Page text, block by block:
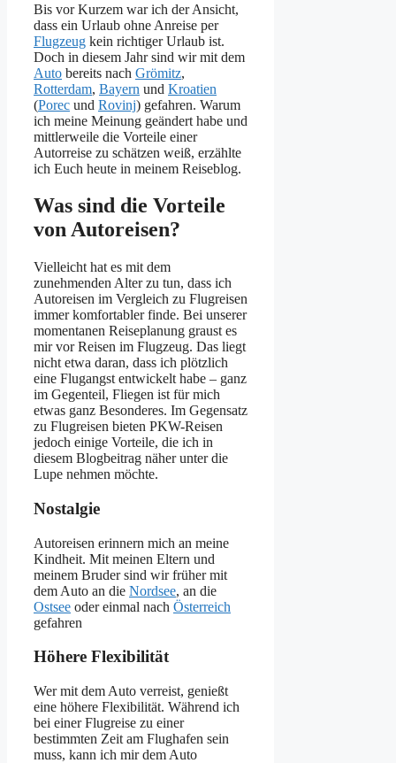
Bis vor Kurzem war ich der Ansicht,
dass ein Urlaub ohne Anreise per
Flugzeug kein richtiger Urlaub ist.
Doch in diesem Jahr sind wir mit dem
Auto bereits nach Grömitz,
Rotterdam, Bayern und Kroatien
(Porec und Rovinj) gefahren. Warum
ich meine Meinung geändert habe und
mittlerweile die Vorteile einer
Autorreise zu schätzen weiß, erzählte
ich Euch heute in meinem Reiseblog.
Was sind die Vorteile
von Autoreisen?
Vielleicht hat es mit dem
zunehmenden Alter zu tun, dass ich
Autoreisen im Vergleich zu Flugreisen
immer komfortabler finde. Bei unserer
momentanen Reiseplanung graust es
mir vor Reisen im Flugzeug. Das liegt
nicht etwa daran, dass ich plötzlich
eine Flugangst entwickelt habe – ganz
im Gegenteil, Fliegen ist für mich
etwas ganz Besonderes. Im Gegensatz
zu Flugreisen bieten PKW-Reisen
jedoch einige Vorteile, die ich in
diesem Blogbeitrag näher unter die
Lupe nehmen möchte.
Nostalgie
Autoreisen erinnern mich an meine
Kindheit. Mit meinen Eltern und
meinem Bruder sind wir früher mit
dem Auto an die Nordsee, an die
Ostsee oder einmal nach Österreich
gefahren
Höhere Flexibilität
Wer mit dem Auto verreist, genießt
eine höhere Flexibilität. Während ich
bei einer Flugreise zu einer
bestimmten Zeit am Flughafen sein
muss, kann ich mir dem Auto